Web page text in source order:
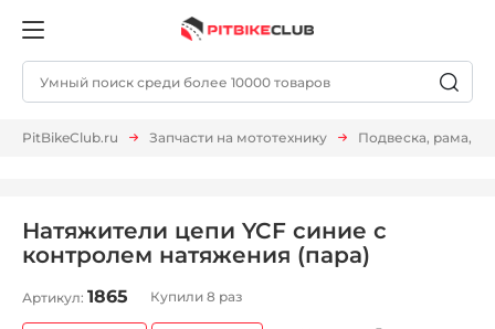
PitBikeClub.ru Запчасти на мототехнику Подвеска, рама,
Натяжители цепи YCF синие с
контролем натяжения (пара)
Артикул: 1865 Купили 8 раз